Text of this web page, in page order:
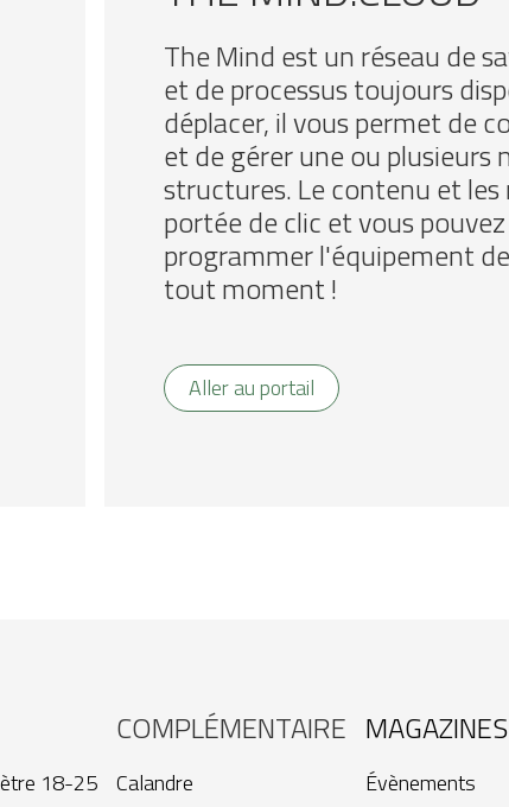
The Mind est un réseau de
et de processus toujours
déplacer, il vous permet de
et de gérer une ou plusieurs
structures. Le contenu et les
portée de clic et vous
programmer l'équipement
tout moment !
Aller au portail
18-25
COMPLÉMENTAIRE
Calandre
Évènements